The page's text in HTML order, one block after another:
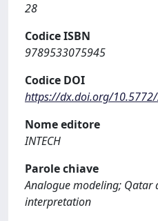
28
Codice ISBN
9789533075945
Codice DOI
https://dx.doi.org/
Nome editore
INTECH
Parole chiave
Analogue modeling; Qatar
interpretation